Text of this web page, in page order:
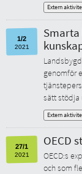
Extern
1/2
2021
genomför
sätt stödja
Extern
27/1
2021
OECD
OECD:s
och som